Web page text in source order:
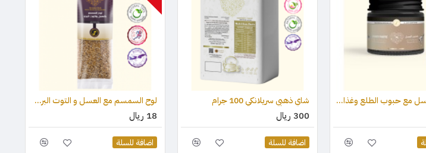
معجون العسل مع حبوب الطلع وغذاء ملكات النحل والعكبر 100 جرام شاي ذهبي سريلانكي 100 جرام
300 ريال
اضافة للسلة
لوح السمسم مع العسل و التوت البري (قطعة واحدة) 75 جرام
18 ريال
اضافة للسلة